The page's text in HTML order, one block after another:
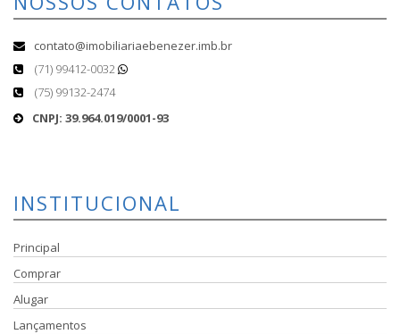
contato@imobiliariaebenezer.imb.br
(71) 99412-0032
(75) 99132-2474
CNPJ: 39.964.019/0001-93
INSTITUCIONAL
Principal
Comprar
Alugar
Lançamentos